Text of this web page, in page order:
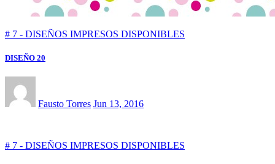
# 7 - DISEÑOS IMPRESOS DISPONIBLES
DISEÑO 20
Fausto Torres Jun 13, 2016
# 7 - DISEÑOS IMPRESOS DISPONIBLES